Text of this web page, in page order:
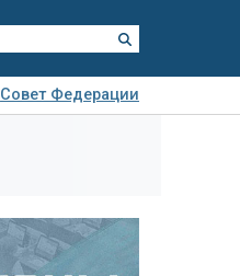
Совет Федерации